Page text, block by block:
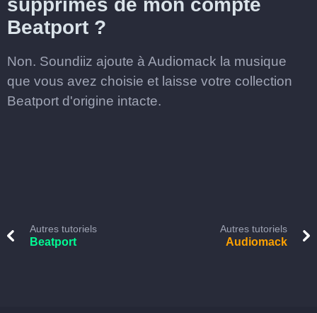
supprimés de mon compte
Beatport ?
Non. Soundiiz ajoute à Audiomack la musique
que vous avez choisie et laisse votre collection
Beatport d'origine intacte.
Autres tutoriels
Beatport
Autres tutoriels
Audiomack